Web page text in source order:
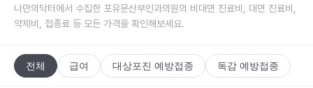
나만의닥터에서 수집한 포유문산부인과의원의 비대면 진료비, 대면 진료비,
약제비, 접종료 등 모든 가격을 확인해보세요.
전체 급여 대상포진 예방접종 독감 예방접종